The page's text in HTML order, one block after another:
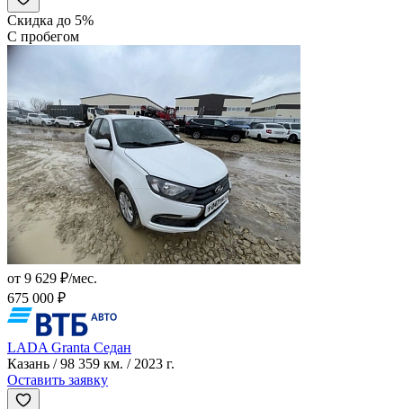
Скидка до 5%
С пробегом
от 9 629 ₽/мес.
675 000 ₽
LADA Granta Седан
Казань / 98 359 км. / 2023 г.
Оставить заявку